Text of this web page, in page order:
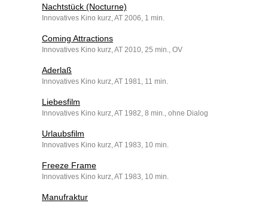
Nachtstück (Nocturne)
Innovatives Kino kurz, AT 2006, 1 min.
Coming Attractions
Innovatives Kino kurz, AT 2010, 25 min., OV
Aderlaß
Innovatives Kino kurz, AT 1981, 11 min.
Liebesfilm
Innovatives Kino kurz, AT 1982, 8 min., ohne Dialog
Urlaubsfilm
Innovatives Kino kurz, AT 1983, 10 min.
Freeze Frame
Innovatives Kino kurz, AT 1983, 10 min.
Manufraktur